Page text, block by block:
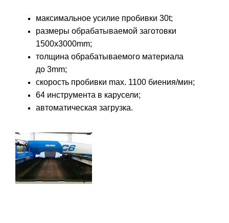
максимальное усилие пробивки 30t;
размеры обрабатываемой заготовки
1500x3000mm;
толщина обрабатываемого материала
до 3mm;
скорость пробивки max. 1100 биения/мин;
64 инструмента в карусели;
автоматическая загрузка.